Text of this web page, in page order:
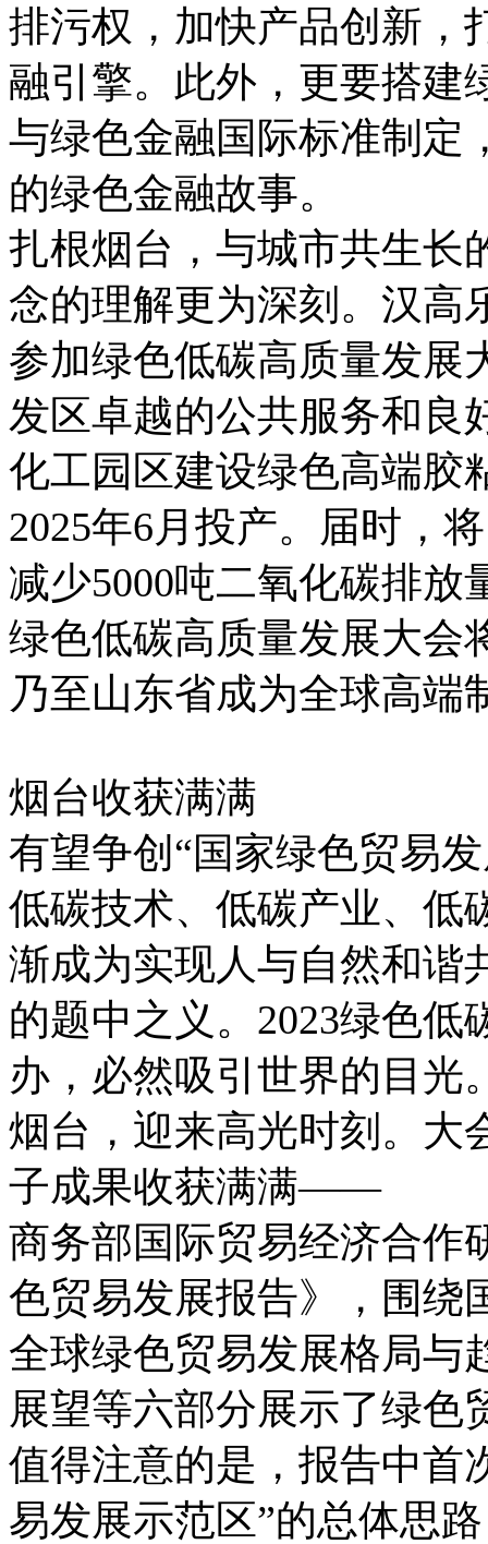
排污权，加快产品创新，
融引擎。此外，更要搭建
与绿色金融国际标准制定
的绿色金融故事。
扎根烟台，与城市共生长
念的理解更为深刻。汉高
参加绿色低碳高质量发展
发区卓越的公共服务和良
化工园区建设绿色高端胶
2025年6月投产。届时，
减少5000吨二氧化碳排放
绿色低碳高质量发展大会
乃至山东省成为全球高端
烟台收获满满
有望争创“国家绿色贸易
低碳技术、低碳产业、
渐成为实现人与自然和谐
的题中之义。2023绿色
办，必然吸引世界的目光
烟台，迎来高光时刻。大
子成果收获满满——
商务部国际贸易经济合作
色贸易发展报告》，围绕
全球绿色贸易发展格局与
展望等六部分展示了绿色
值得注意的是，报告中首
易发展示范区”的总体思